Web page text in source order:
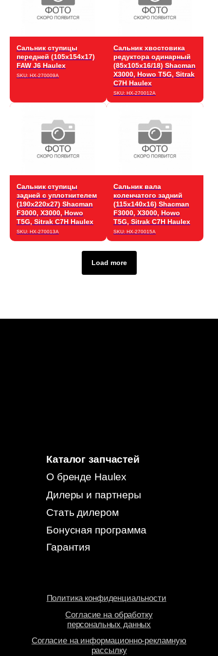
Сальник ступицы
передней (105х154х17)
FAW J6 Haulex
SKU: HX-270009A
Сальник хвостовика
редуктора одинарный
(85х105х16/18) Shacman
X3000, Howo T5G, Sitrak
C7H Haulex
SKU: HX-270012A
Сальник ступицы
задней с уплотнителем
(190х220х27) Shacman
F3000, X3000, Howo
T5G, Sitrak C7H Haulex
SKU: HX-270013A
Сальник вала
коленчатого задний
(115х140х16) Shacman
F3000, X3000, Howo
T5G, Sitrak C7H Haulex
SKU: HX-270015A
Load more
Бонусная программа
Гарантия
© 2026, HAULEX
Согласие на информационно-рекламную
Согласие на обработку
персональных данных
Политика конфиденциальности